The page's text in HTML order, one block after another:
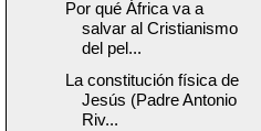
Por qué África va a
salvar al Cristianismo
del pel...
La constitución física de
Jesús (Padre Antonio
Riv...